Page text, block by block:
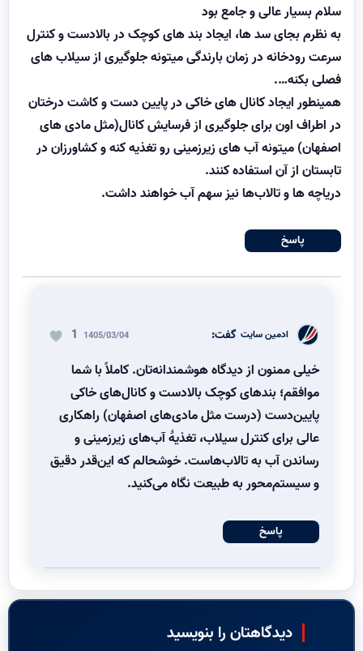
سلام بسیار عالی و جامع بود
به نظرم بجای سد ها، ایجاد بند های کوچک در بالادست و کنترل
سرعت رودخانه در زمان بارندگی میتونه جلوگیری از سیلاب های
فصلی بکنه….
همینطور ایجاد کانال های خاکی در پایین دست و کاشت درختان
در اطراف اون برای جلوگیری از فرسایش کانال(مثل مادی های
اصفهان) میتونه آب های زیرزمینی رو تغذیه کنه و کشاورزان در
تابستان از آن استفاده کنند.
دریاچه ها و تالاب‌ها نیز سهم آب خواهند داشت.
پاسخ
ادمین سایت گفت: 1405/03/04
1
خیلی ممنون از دیدگاه هوشمندانه‌تان. کاملاً با شما
موافقم؛ بندهای کوچک بالادست و کانال‌های خاکی
پایین‌دست (درست مثل مادی‌های اصفهان) راهکاری
عالی برای کنترل سیلاب، تغذیهٔ آب‌های زیرزمینی و
رساندن آب به تالاب‌هاست. خوشحالم که این‌قدر دقیق
و سیستم‌محور به طبیعت نگاه می‌کنید.
پاسخ
دیدگاهتان را بنویسید